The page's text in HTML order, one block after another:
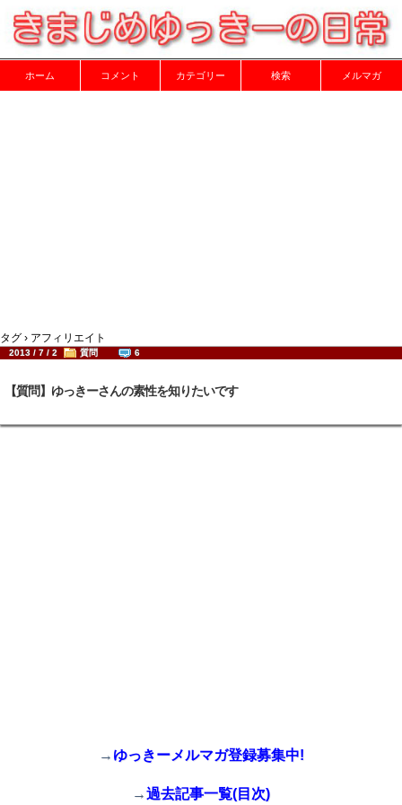
ホーム コメント カテゴリー 検索 メルマガ
タグ › アフィリエイト
2013 / 7 / 2 質問 6
【質問】ゆっきーさんの素性を知りたいです
→ ゆっきーメルマガ登録募集中!
→過去記事一覧(目次)